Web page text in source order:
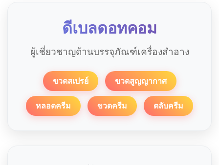
ดีเบลดอทคอม
ผู้เชี่ยวชาญด้านบรรจุภัณฑ์เครื่องสำอาง
ขวดสเปรย์ ขวดสูญญากาศ
หลอดครีม ขวดครีม ตลับครีม